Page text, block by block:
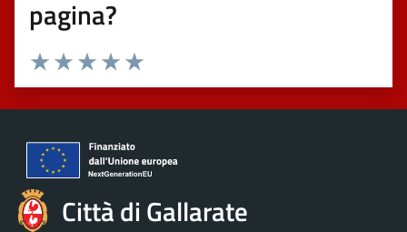
pagina?
Valuta 5 stelle su 5
Valuta 4 stelle su 5
Valuta 3 stelle su 5
Valuta 2 stelle su 5
Valuta 1 stelle su 5
Città di Gallarate